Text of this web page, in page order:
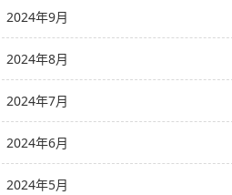
2024年9月
2024年8月
2024年7月
2024年6月
2024年5月